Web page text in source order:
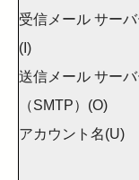
受信メール サー
(I)
送信メール サーバ
（SMTP）(O)
アカウント名(U)